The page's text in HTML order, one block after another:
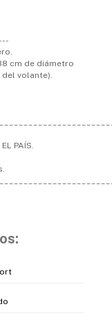
cm de diámetro
volante).
PAÍS.